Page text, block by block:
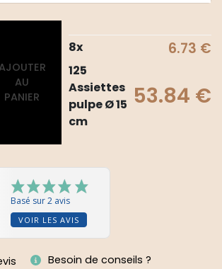
AJOUTER
AU
PANIER
8x 6.73 €
125
Assiettes
pulpe Ø 15
cm
53.84 €
Basé sur 2 avis
VOIR LES AVIS
Besoin de conseils ?